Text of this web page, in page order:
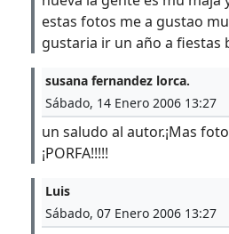
estas fotos me a gustao
gustaria ir un año a fiestas
susana fernandez lorca.
Sábado, 14 Enero 2006 13:27
un saludo al autor.¡Mas
¡PORFA!!!!!
Luis
Sábado, 07 Enero 2006 13:27